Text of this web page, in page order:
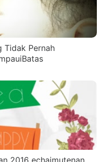
Tidak Pernah
2016 echaimutenan